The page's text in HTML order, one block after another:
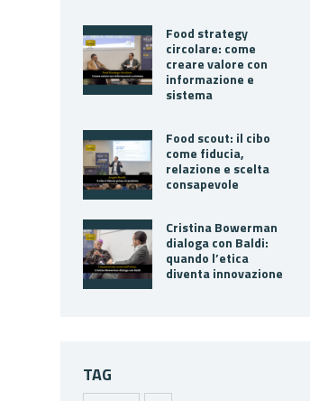
Food strategy
circolare: come
creare valore con
informazione e
sistema
Food scout: il cibo
come fiducia,
relazione e scelta
consapevole
Cristina Bowerman
dialoga con Baldi:
quando l’etica
diventa innovazione
TAG